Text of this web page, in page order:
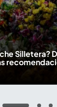
Silletera?